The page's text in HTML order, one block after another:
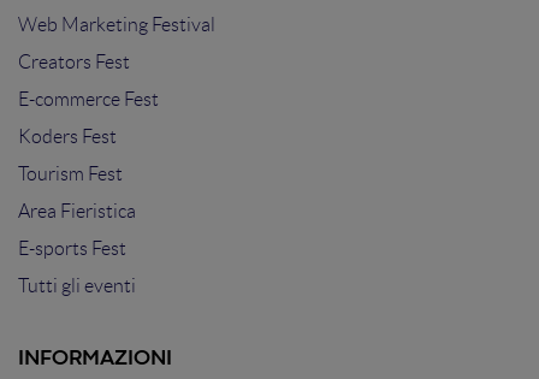
Web Marketing Festival
Creators Fest
E-commerce Fest
Koders Fest
Tourism Fest
Area Fieristica
E-sports Fest
Tutti gli eventi
INFORMAZIONI